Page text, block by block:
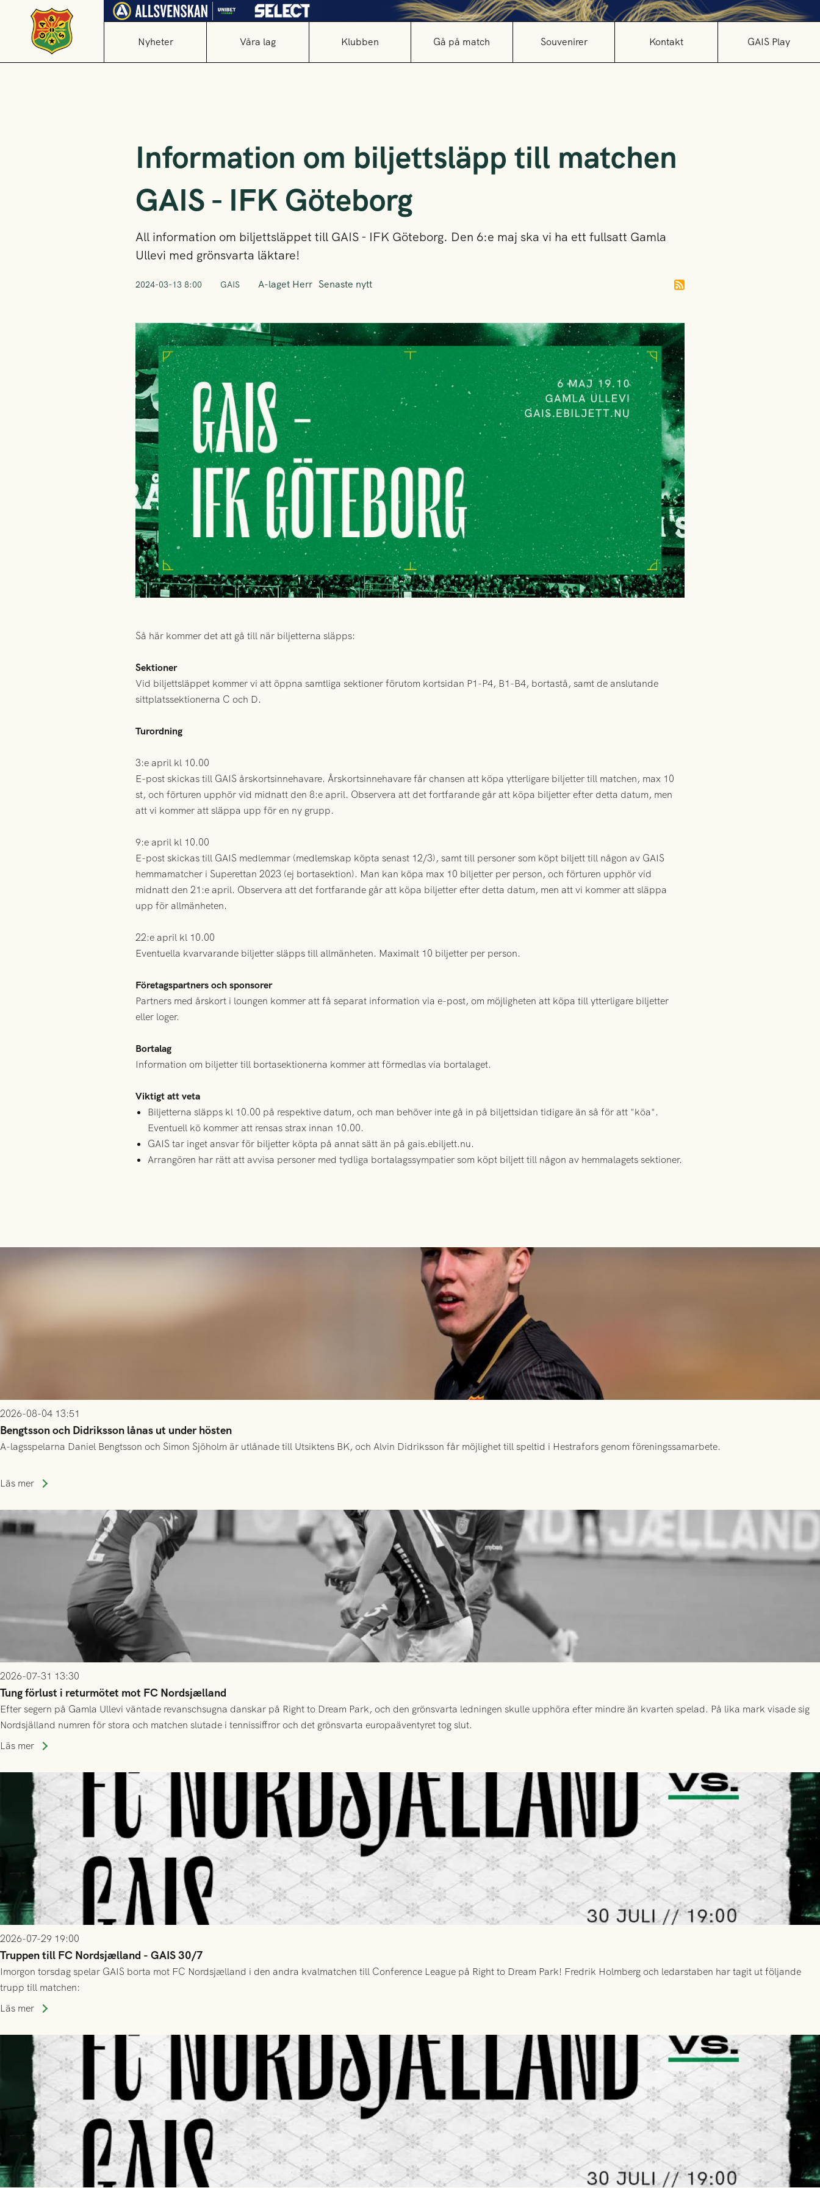
Nyheter Våra lag Klubben Gå på match Souvenirer Kontakt GAIS Play
Information om biljettsläpp till matchen
GAIS - IFK Göteborg
All information om biljettsläppet till GAIS - IFK Göteborg. Den 6:e maj ska vi ha ett fullsatt Gamla
Ullevi med grönsvarta läktare!
2024-03-13 8:00 GAIS A-laget Herr Senaste nytt
Så här kommer det att gå till när biljetterna släpps:
Sektioner
Vid biljettsläppet kommer vi att öppna samtliga sektioner förutom kortsidan P1-P4, B1-B4, bortastå, samt de anslutande
sittplatssektionerna C och D.
Turordning
3:e april kl 10.00
E-post skickas till GAIS årskortsinnehavare. Årskortsinnehavare får chansen att köpa ytterligare biljetter till matchen, max 10
st, och förturen upphör vid midnatt den 8:e april. Observera att det fortfarande går att köpa biljetter efter detta datum, men
att vi kommer att släppa upp för en ny grupp.
9:e april kl 10.00
E-post skickas till GAIS medlemmar (medlemskap köpta senast 12/3), samt till personer som köpt biljett till någon av GAIS
hemmamatcher i Superettan 2023 (ej bortasektion). Man kan köpa max 10 biljetter per person, och förturen upphör vid
midnatt den 21:e april. Observera att det fortfarande går att köpa biljetter efter detta datum, men att vi kommer att släppa
upp för allmänheten.
22:e april kl 10.00
Eventuella kvarvarande biljetter släpps till allmänheten. Maximalt 10 biljetter per person.
Företagspartners och sponsorer
Partners med årskort i loungen kommer att få separat information via e-post, om möjligheten att köpa till ytterligare biljetter
eller loger.
Bortalag
Information om biljetter till bortasektionerna kommer att förmedlas via bortalaget.
Viktigt att veta
Biljetterna släpps kl 10.00 på respektive datum, och man behöver inte gå in på biljettsidan tidigare än så för att "köa".
Eventuell kö kommer att rensas strax innan 10.00.
GAIS tar inget ansvar för biljetter köpta på annat sätt än på gais.ebiljett.nu.
Arrangören har rätt att avvisa personer med tydliga bortalagssympatier som köpt biljett till någon av hemmalagets sektioner.
2026-08-04 13:51
Bengtsson och Didriksson lånas ut under hösten
A-lagsspelarna Daniel Bengtsson och Simon Sjöholm är utlånade till Utsiktens BK, och Alvin Didriksson får möjlighet till speltid i Hestrafors genom föreningssamarbete.
Läs mer
2026-07-31 13:30
Tung förlust i returmötet mot FC Nordsjælland
Efter segern på Gamla Ullevi väntade revanschsugna danskar på Right to Dream Park, och den grönsvarta ledningen skulle upphöra efter mindre än kvarten spelad. På lika mark visade sig
Nordsjälland numren för stora och matchen slutade i tennissiffror och det grönsvarta europaäventyret tog slut.
Läs mer
2026-07-29 19:00
Truppen till FC Nordsjælland - GAIS 30/7
Imorgon torsdag spelar GAIS borta mot FC Nordsjælland i den andra kvalmatchen till Conference League på Right to Dream Park! Fredrik Holmberg och ledarstaben har tagit ut följande
trupp till matchen:
Läs mer